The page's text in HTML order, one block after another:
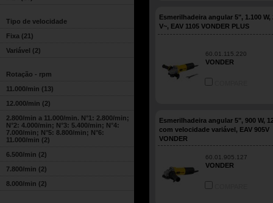
Tipo de velocidade
Fixa (21)
Variável (2)
Rotação - rpm
11.000/min (13)
12.000/min (2)
2.800/min a 11.000/min. N°1: 2.800/min;
N°2: 4.000/min; N°3: 5.400/min; N°4:
7.000/min; N°5: 8.800/min; N°6:
11.000/min (2)
6.500/min (2)
7.800/min (2)
8.000/min (2)
Esmerilhadeira angular 5", 1.100 W,
V~, EAV 1105 VONDER PLUS
60.01.115.220
VONDER
Esmerilhadeira angular 5", 900 W,
com velocidade variável, EAV 905V
VONDER
60.01.905.127
VONDER